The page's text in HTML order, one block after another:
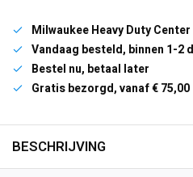
Milwaukee Heavy Duty Center
Vandaag besteld, binnen 1-2
Bestel nu, betaal later
Gratis bezorgd, vanaf € 75,00
BESCHRIJVING